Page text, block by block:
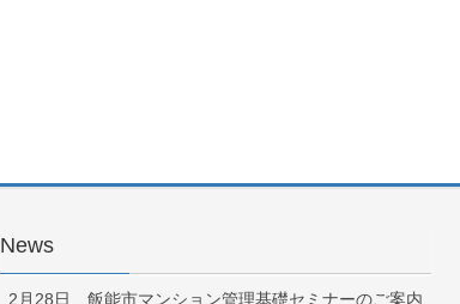
News
2月28日 飯能市マンション管理基礎セミナーのご案内